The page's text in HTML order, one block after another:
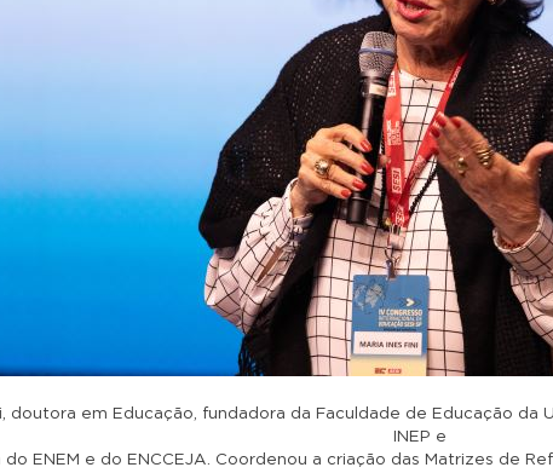
d outora em Educação, fundadora da Faculdade de Educação da
INEP e
ENEM e do ENCCEJA. Coordenou a criação das Matrizes de